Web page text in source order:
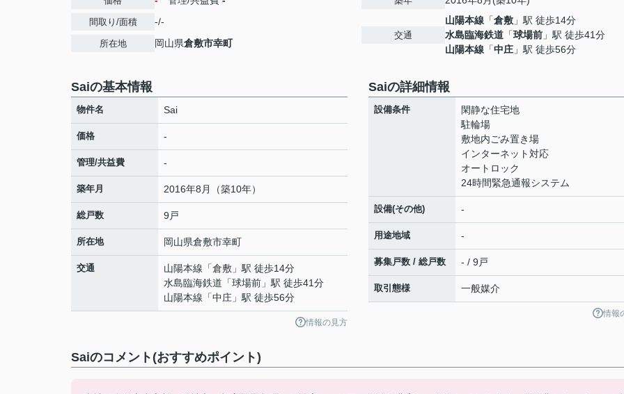
間取り/面積 -/-
所在地 岡山県倉敷市幸町
交通
山陽本線 「倉敷 」駅 徒歩14分
水島臨海鉄道 「球場前 」駅 徒歩41分
山陽本線 「中庄 」駅 徒歩56分
Saiの基本情報
物件名 Sai
価格 -
管理/共益費 -
築年月 2016年8月（築10年）
総戸数 9戸
所在地 岡山県倉敷市幸町
交通 山陽本線 「倉敷 」駅 徒歩14分
水島臨海鉄道 「球場前 」駅 徒歩41分
山陽本線 「中庄 」駅 徒歩56分
情報の見方
Saiの詳細情報
設備条件
閑静な住宅地
駐輪場
敷地内ごみ置き場
インターネット対応
オートロック
24時間緊急通報システム
設備(その他) -
用途地域 -
募集戸数 / 総戸数 - / 9戸
取引態様 一般媒介
情報
Saiのコメント(おすすめポイント)